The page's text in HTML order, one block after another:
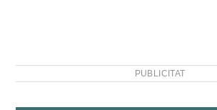
cacau Afrikao…
PUBLICITAT